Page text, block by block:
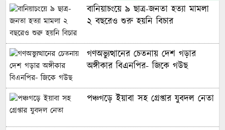
বানিয়াচংয়ে ৯ ছাত্র-জনতা হত্যা মামলা
২ বছরেও শুরু হয়নি বিচার
গণঅভ্যুত্থানের চেতনায় দেশ গড়ার
অঙ্গীকার বিএনপির- জিকে গউছ
পঞ্চগড়ে ইয়াবা সহ গ্রেপ্তার যুবদল নেতা